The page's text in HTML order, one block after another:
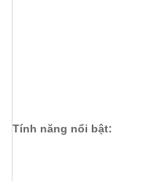
Tính năng nổi bật: